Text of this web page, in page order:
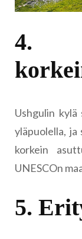
4.
Ushgulin
yläpuolella, ja
korkein
UNESCOn
5.